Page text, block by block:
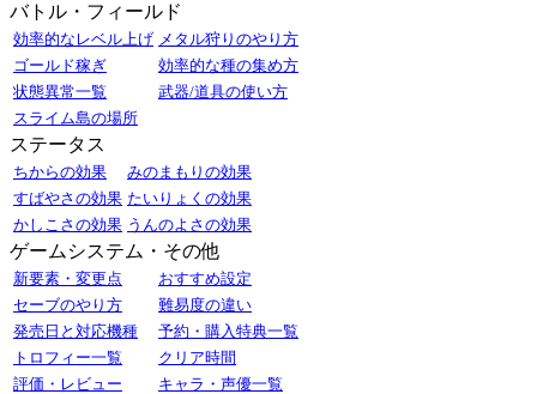
バトル・フィールド
効率的なレベル上げ メタル狩りのやり方
ゴールド稼ぎ
効率的な種の集め方
状態異常一覧
武器/道具の使い方
スライム島の場所
ステータス
ちからの効果
みのまもりの効果
すばやさの効果 たいりょくの効果
かしこさの効果 うんのよさの効果
ゲームシステム・その他
新要素・変更点
おすすめ設定
セーブのやり方
難易度の違い
発売日と対応機種
予約・購入特典一覧
トロフィー一覧
クリア時間
評価・レビュー
キャラ・声優一覧